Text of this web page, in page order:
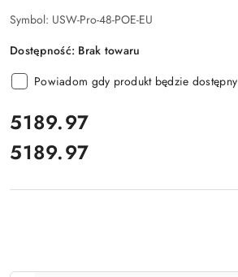
Symbol: USW-Pro-48-POE-EU
Dostępność: Brak towaru
Powiadom gdy produkt będzie dostępny
cena:
5189.97
Cena:
5189.97